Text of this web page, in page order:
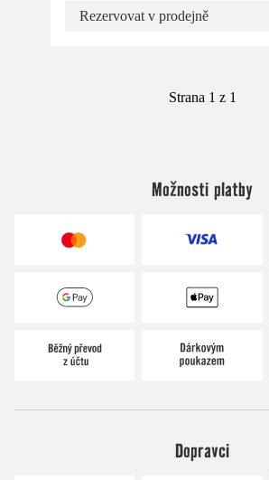
Rezervovat v prodejně
Strana 1 z 1
Možnosti platby
Dopravci